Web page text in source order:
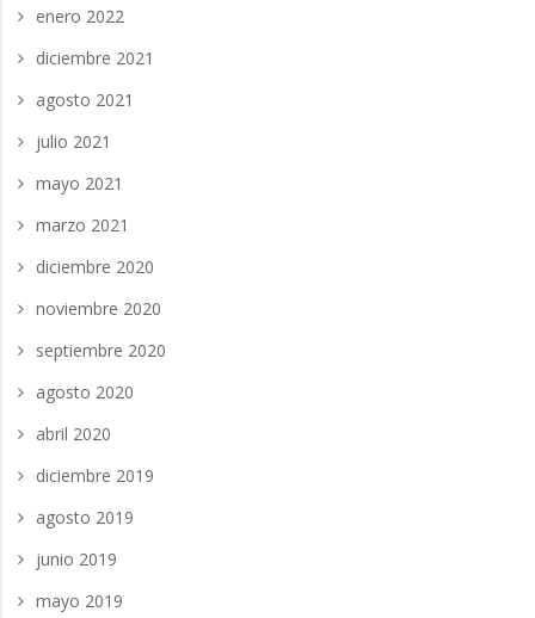
enero 2022
diciembre 2021
agosto 2021
julio 2021
mayo 2021
marzo 2021
diciembre 2020
noviembre 2020
septiembre 2020
agosto 2020
abril 2020
diciembre 2019
agosto 2019
junio 2019
mayo 2019